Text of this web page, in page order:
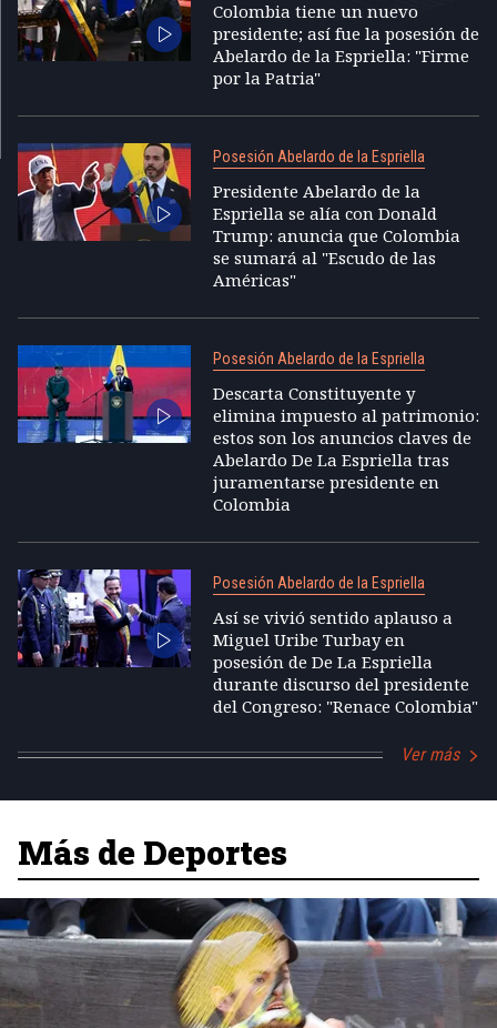
Colombia tiene un nuevo
presidente; así fue la posesión de
Abelardo de la Espriella: "Firme
por la Patria"
Posesión Abelardo de la Espriella
Presidente Abelardo de la
Espriella se alía con Donald
Trump: anuncia que Colombia
se sumará al "Escudo de las
Américas"
Posesión Abelardo de la Espriella
Descarta Constituyente y
elimina impuesto al patrimonio:
estos son los anuncios claves de
Abelardo De La Espriella tras
juramentarse presidente en
Colombia
Posesión Abelardo de la Espriella
Así se vivió sentido aplauso a
Miguel Uribe Turbay en
posesión de De La Espriella
durante discurso del presidente
del Congreso: "Renace Colombia"
Ver más
Más de Deportes